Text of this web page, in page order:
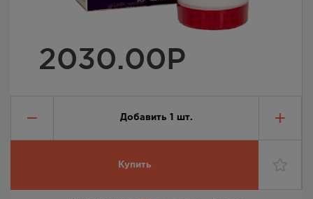
2030.00Р
Добавить 1 шт.
Купить